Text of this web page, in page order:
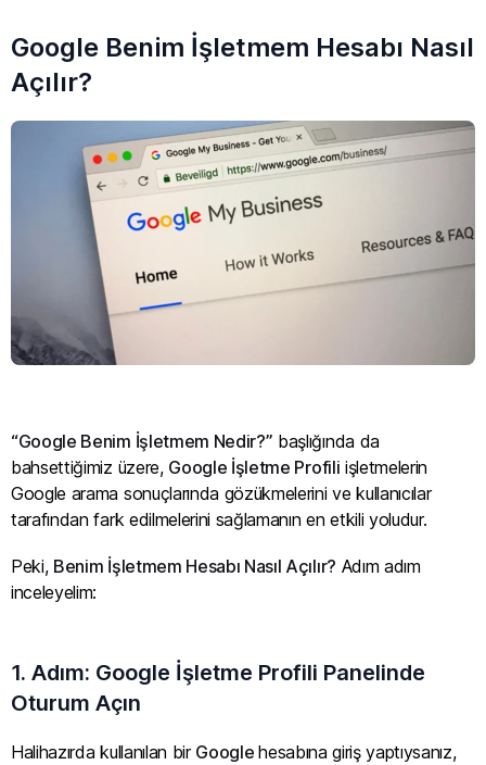
Google Benim İşletmem Hesabı Nasıl
Açılır?
“Google Benim İşletmem Nedir?” başlığında da
bahsettiğimiz üzere, Google İşletme Profili işletmelerin
Google arama sonuçlarında gözükmelerini ve kullanıcılar
tarafından fark edilmelerini sağlamanın en etkili yoludur.
Peki, Benim İşletmem Hesabı Nasıl Açılır? Adım adım
inceleyelim:
1. Adım: Google İşletme Profili Panelinde
Oturum Açın
Halihazırda kullanılan bir Googlehesabına giriş yaptıysanız,